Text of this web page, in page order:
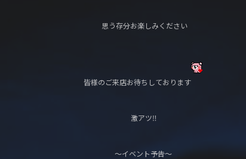
思う存分お楽しみください
皆様のご来店お待ちしております
激アツ‼️
〜イベント予告〜